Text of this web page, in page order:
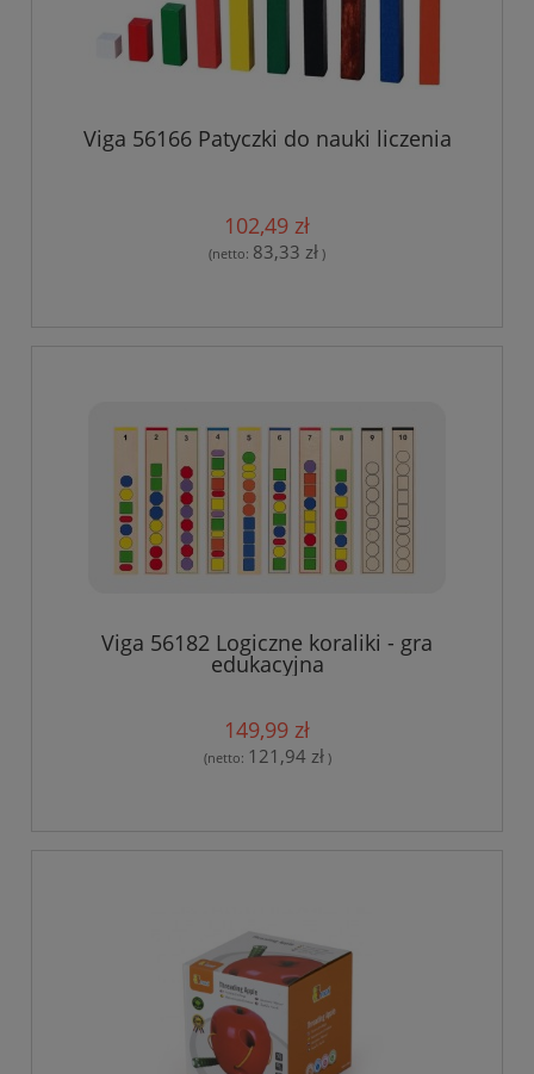
Viga 56166 Patyczki do nauki liczenia
102,49 zł
(netto: 83,33 zł )
Viga 56182 Logiczne koraliki - gra
edukacyjna
149,99 zł
(netto: 121,94 zł)